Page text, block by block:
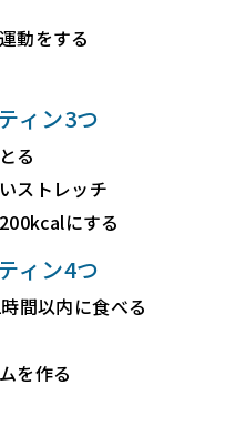
動をする
ィン3つ
る
ストレッチ
にする
ィン4つ
間以内に食べる
を作る